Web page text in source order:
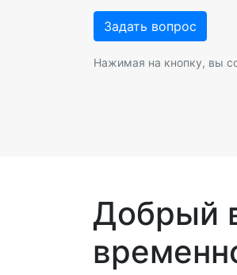
Нажимая на кнопку, вы
Добрый